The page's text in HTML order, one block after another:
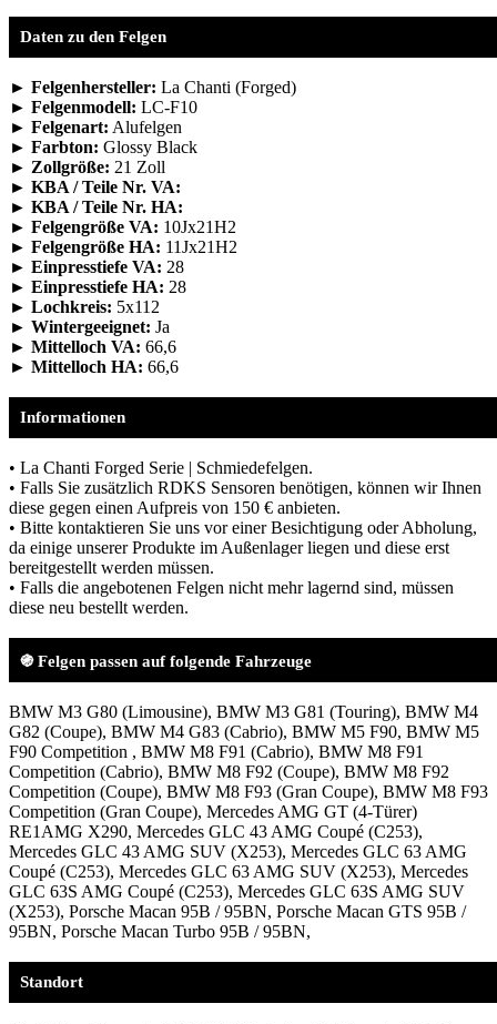
Daten zu den Felgen
► Felgenhersteller: La Chanti (Forged)
► Felgenmodell: LC-F10
► Felgenart: Alufelgen
► Farbton: Glossy Black
► Zollgröße: 21 Zoll
► KBA / Teile Nr. VA:
► KBA / Teile Nr. HA:
► Felgengröße VA: 10Jx21H2
► Felgengröße HA: 11Jx21H2
► Einpresstiefe VA: 28
► Einpresstiefe HA: 28
► Lochkreis: 5x112
► Wintergeeignet: Ja
► Mittelloch VA: 66,6
► Mittelloch HA: 66,6
Informationen
• La Chanti Forged Serie | Schmiedefelgen.
• Falls Sie zusätzlich RDKS Sensoren benötigen, können wir Ihnen
diese gegen einen Aufpreis von 150 € anbieten.
• Bitte kontaktieren Sie uns vor einer Besichtigung oder Abholung,
da einige unserer Produkte im Außenlager liegen und diese erst
bereitgestellt werden müssen.
• Falls die angebotenen Felgen nicht mehr lagernd sind, müssen
diese neu bestellt werden.
֍ Felgen passen auf folgende Fahrzeuge
BMW M3 G80 (Limousine), BMW M3 G81 (Touring), BMW M4
G82 (Coupe), BMW M4 G83 (Cabrio), BMW M5 F90, BMW M5
F90 Competition , BMW M8 F91 (Cabrio), BMW M8 F91
Competition (Cabrio), BMW M8 F92 (Coupe), BMW M8 F92
Competition (Coupe), BMW M8 F93 (Gran Coupe), BMW M8 F93
Competition (Gran Coupe), Mercedes AMG GT (4-Türer)
RE1AMG X290, Mercedes GLC 43 AMG Coupé (C253),
Mercedes GLC 43 AMG SUV (X253), Mercedes GLC 63 AMG
Coupé (C253), Mercedes GLC 63 AMG SUV (X253), Mercedes
GLC 63S AMG Coupé (C253), Mercedes GLC 63S AMG SUV
(X253), Porsche Macan 95B / 95BN, Porsche Macan GTS 95B /
95BN, Porsche Macan Turbo 95B / 95BN,
Standort